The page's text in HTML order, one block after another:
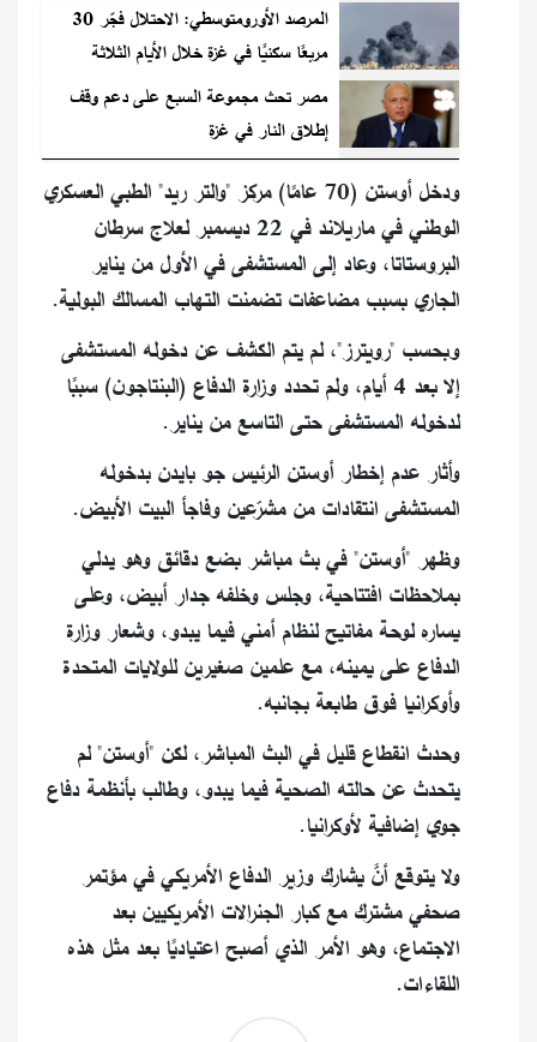
المرصد الأورومتوسطي: الاحتلال فجّر 30
مربعًا سكنيًا في غزة خلال الأيام الثلاثة
الماضية
مصر تحث مجموعة السبع على دعم وقف
إطلاق النار في غزة
ودخل أوستن (70 عامًا) مركز "والتر ريد" الطبي العسكري
الوطني في ماريلاند في 22 ديسمبر لعلاج سرطان
البروستاتا، وعاد إلى المستشفى في الأول من يناير
الجاري بسبب مضاعفات تضمنت التهاب المسالك البولية.
وبحسب "رويترز"، لم يتم الكشف عن دخوله المستشفى
إلا بعد 4 أيام، ولم تحدد وزارة الدفاع (البنتاجون) سببًا
لدخوله المستشفى حتى التاسع من يناير.
وأثار عدم إخطار أوستن الرئيس جو بايدن بدخوله
المستشفى انتقادات من مشرّعين وفاجأ البيت الأبيض.
وظهر "أوستن" في بث مباشر بضع دقائق وهو يدلي
بملاحظات افتتاحية، وجلس وخلفه جدار أبيض، وعلى
يساره لوحة مفاتيح لنظام أمني فيما يبدو، وشعار وزارة
الدفاع على يمينه، مع علمين صغيرين للولايات المتحدة
وأوكرانيا فوق طابعة بجانبه.
وحدث انقطاع قليل في البث المباشر، لكن "أوستن" لم
يتحدث عن حالته الصحية فيما يبدو، وطالب بأنظمة دفاع
جوي إضافية لأوكرانيا.
ولا يتوقع أنَّ يشارك وزير الدفاع الأمريكي في مؤتمر
صحفي مشترك مع كبار الجنرالات الأمريكيين بعد
الاجتماع، وهو الأمر الذي أصبح اعتياديًا بعد مثل هذه
اللقاءات.